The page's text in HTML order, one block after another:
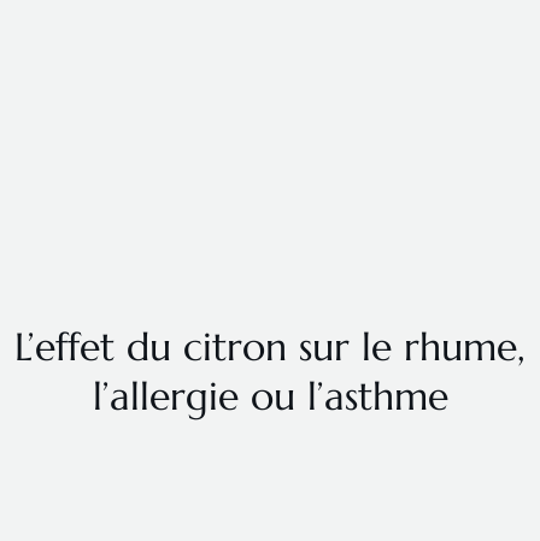
L’effet du citron sur le rhume,
l’allergie ou l’asthme